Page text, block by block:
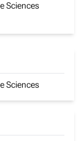
Sciences
Sciences